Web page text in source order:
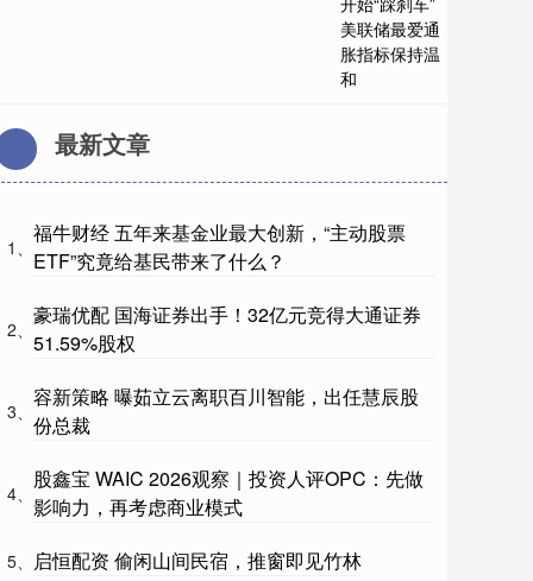
最新文章
1、
福牛财经 五年来基金业最大创新，“主动股票
ETF”究竟给基民带来了什么？
2、
豪瑞优配 国海证券出手！32亿元竞得大通证券
51.59%股权
3、
容新策略 曝茹立云离职百川智能，出任慧辰股
份总裁
4、
股鑫宝 WAIC 2026观察｜投资人评OPC：先做
影响力，再考虑商业模式
5、 启恒配资 偷闲山间民宿，推窗即见竹林